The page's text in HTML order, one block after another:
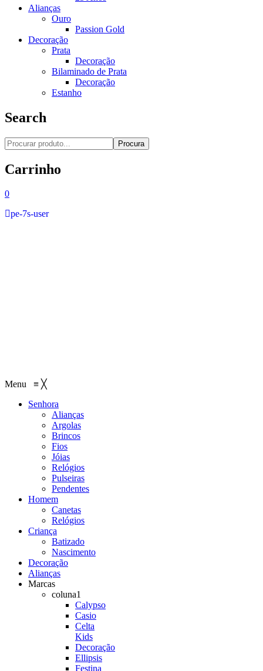
Alianças
Ouro
Passion Gold
Decoração
Prata
Decoração
Bilaminado de Prata
Decoração
Estanho
Search
Procura
Carrinho
0
pe-7s-user
Menu ≡ ╳
Senhora
Alianças
Argolas
Brincos
Fios
Jóias
Relógios
Pulseiras
Pendentes
Homem
Canetas
Relógios
Criança
Batizado
Nascimento
Decoração
Alianças
Marcas
coluna1
Calypso
Casio
Celta
Kids
Decoração
Ellipsis
Festina